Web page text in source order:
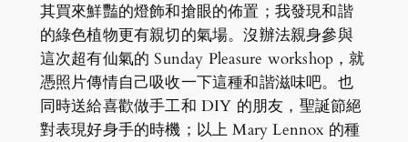
其買來鮮豔的燈飾和搶眼的佈置；我發現和諧
的綠色植物更有親切的氣場。沒辦法親身參與
這次超有仙氣的 Sunday Pleasure workshop，就
憑照片傳情自己吸收一下這種和諧滋味吧。也
同時送給喜歡做手工和 DIY 的朋友，聖誕節絕
對表現好身手的時機；以上 Mary Lennox 的種